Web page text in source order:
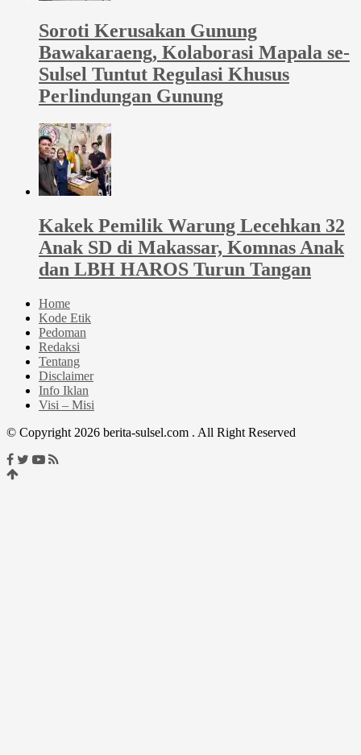
Soroti Kerusakan Gunung
Bawakaraeng, Kolaborasi Mapala se-
Sulsel Tuntut Regulasi Khusus
Perlindungan Gunung
Kakek Pemilik Warung Lecehkan 32
Anak SD di Makassar, Komnas Anak
dan LBH HAROS Turun Tangan
Home
Kode Etik
Pedoman
Redaksi
Tentang
Disclaimer
Info Iklan
Visi – Misi
© Copyright 2026 berita-sulsel.com . All Right Reserved